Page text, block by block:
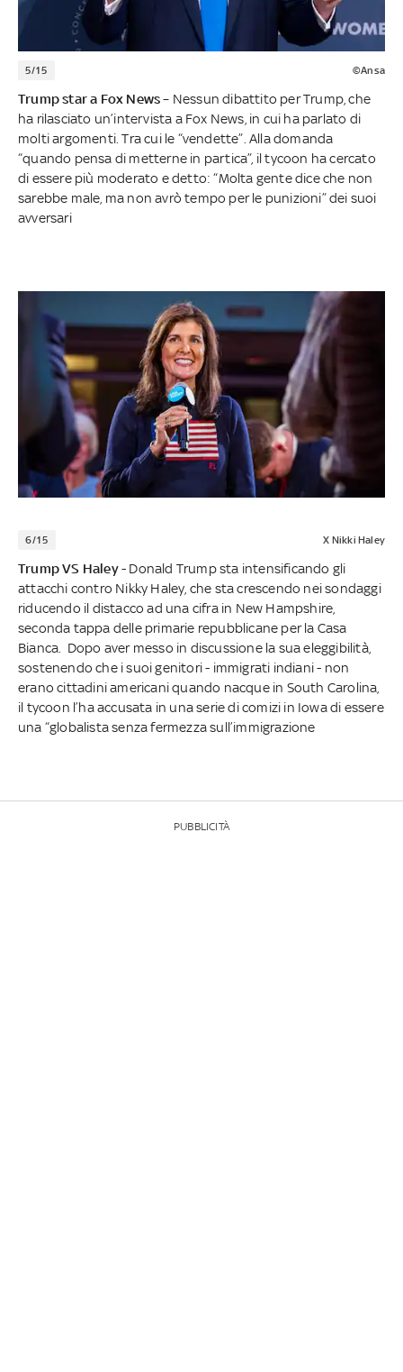
5/15 ©Ansa
Trump star a Fox News– Nessun dibattito per Trump, che
ha rilasciato un’intervista a Fox News, in cui ha parlato di
molti argomenti. Tra cui le “vendette”. Alla domanda
“quando pensa di metterne in partica”, il tycoon ha cercato
di essere più moderato e detto: “Molta gente dice che non
sarebbe male, ma non avrò tempo per le punizioni” dei suoi
avversari
6/15 X Nikki Haley
Trump VS Haley- Donald Trump sta intensificando gli
attacchi contro Nikky Haley, che sta crescendo nei sondaggi
riducendo il distacco ad una cifra in New Hampshire,
seconda tappa delle primarie repubblicane per la Casa
Bianca. Dopo aver messo in discussione la sua eleggibilità,
sostenendo che i suoi genitori - immigrati indiani - non
erano cittadini americani quando nacque in South Carolina,
il tycoon l’ha accusata in una serie di comizi in Iowa di essere
una “globalista senza fermezza sull’immigrazione
PUBBLICITÀ